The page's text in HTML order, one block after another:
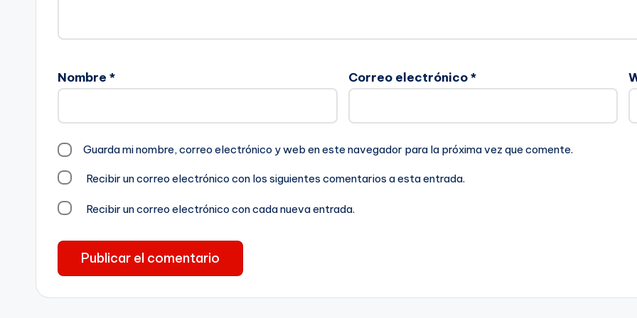
Nombre * Correo electrónico*
Guarda mi nombre, correo electrónico y web en este navegador para la próxima vez que comente.
Recibir un correo electrónico con los siguientes comentarios a esta entrada.
Recibir un correo electrónico con cada nueva entrada.